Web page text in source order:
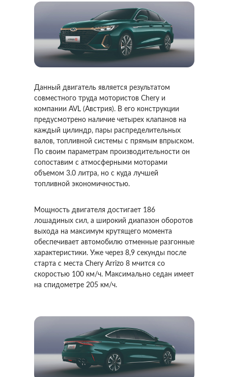
Данный двигатель является результатом
совместного труда мотористов Chery и
компании AVL (Австрия). В его конструкции
предусмотрено наличие четырех клапанов на
каждый цилиндр, пары распределительных
валов, топливной системы с прямым впрыском.
По своим параметрам производительности он
сопоставим с атмосферными моторами
объемом 3.0 литра, но с куда лучшей
топливной экономичностью.
Мощность двигателя достигает 186
лошадиных сил, а широкий диапазон оборотов
выхода на максимум крутящего момента
обеспечивает автомобилю отменные разгонные
характеристики. Уже через 8,9 секунды после
старта с места Chery Arrizo 8 мчится со
скоростью 100 км/ч. Максимально седан имеет
на спидометре 205 км/ч.